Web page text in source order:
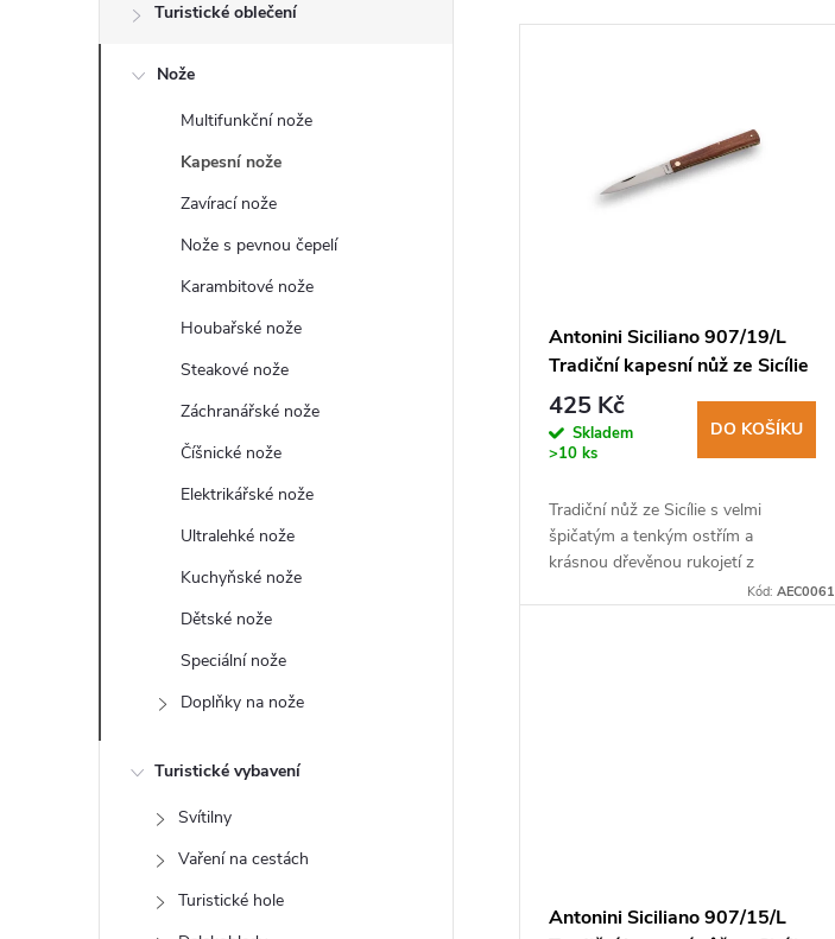
t
Turistické oblečení
Nože
Multifunkční nože
Kapesní nože
Zavírací nože
Nože s pevnou čepelí
Karambitové nože
Houbařské nože
Steakové nože
Záchranářské nože
Číšnické nože
Elektrikářské nože
Ultralehké nože
Kuchyňské nože
Dětské nože
Speciální nože
Doplňky na nože
Turistické vybavení
Svítilny
Vaření na cestách
Turistické hole
Antonini Siciliano 907/19/L
Tradiční kapesní nůž ze Sicílie
425 Kč
Skladem
>10 ks
DO KOŠÍKU
Tradiční nůž ze Sicílie s velmi
špičatým a tenkým ostřím a
krásnou dřevěnou rukojetí z
Kód:AEC0061
Antonini Siciliano 907/15/L